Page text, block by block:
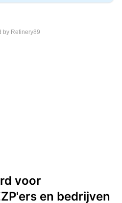
by Refinery89
voor
en bedrijven